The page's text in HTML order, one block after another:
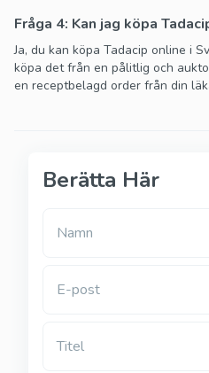
Fråga 4: Kan jag köpa
Ja, du kan köpa Tadacip online i
köpa det från en pålitlig och
en receptbelagd order från din
Berätta Här
Namn
E-post
Titel